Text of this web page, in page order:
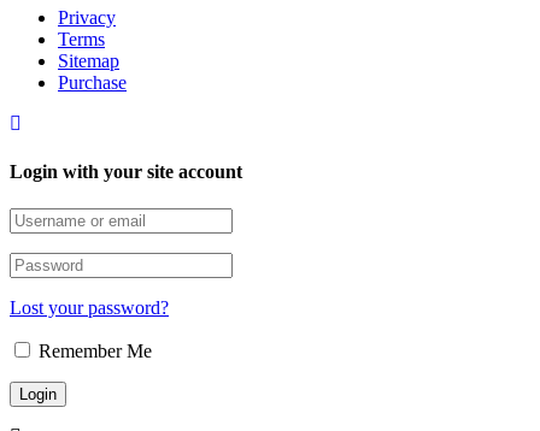
Privacy
Terms
Sitemap
Purchase
Login with your site account
Lost your password?
Remember Me